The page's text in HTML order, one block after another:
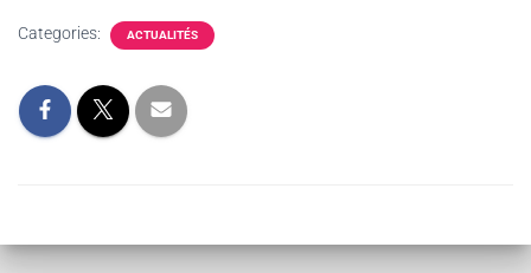
Categories: ACTUALITÉS